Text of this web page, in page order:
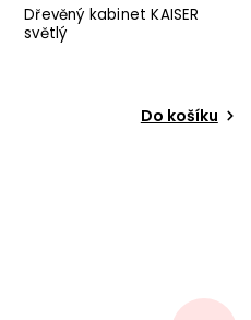
Dřevěný kabinet KAISER
světlý
Do košíku